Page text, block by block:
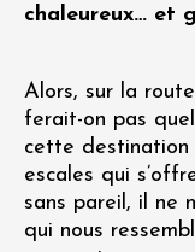
chaleureux… et
Alors, sur la
ferait-on pas
cette destination
escales qui
sans pareil, il ne
qui nous